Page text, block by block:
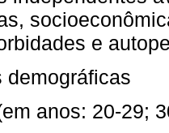
e
demográficas
anos: 20-29;